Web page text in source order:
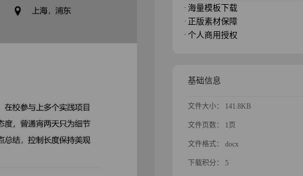
· 海量模板下载
· 正版素材保障
· 个人商用授权
基础信息
文件大小： 141.8KB
文件页数： 1页
文件格式： docx
下载积分： 5